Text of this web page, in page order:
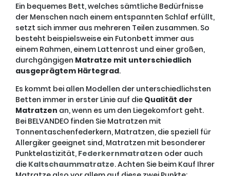
Ein bequemes Bett, welches sämtliche Bedürfnisse
der Menschen nach einem entspannten Schlaf erfüllt,
setzt sich immer aus mehreren Teilen zusammen. So
besteht beispielsweise ein Futonbett immer aus
einem Rahmen, einem Lattenrost und einer großen,
durchgängigen Matratze mit unterschiedlich
ausgeprägtem Härtegrad.
Es kommt bei allen Modellen der unterschiedlichsten
Betten immer in erster Linie auf die Qualität der
Matratzen an, wenn es um den Liegekomfort geht.
Bei BELVANDEO finden Sie Matratzen mit
Tonnentaschenfederkern, Matratzen, die speziell für
Allergiker geeignet sind, Matratzen mit besonderer
Punktelastizität, Federkernmatratzen oder auch
die Kaltschaummatratze. Achten Sie beim Kauf Ihrer